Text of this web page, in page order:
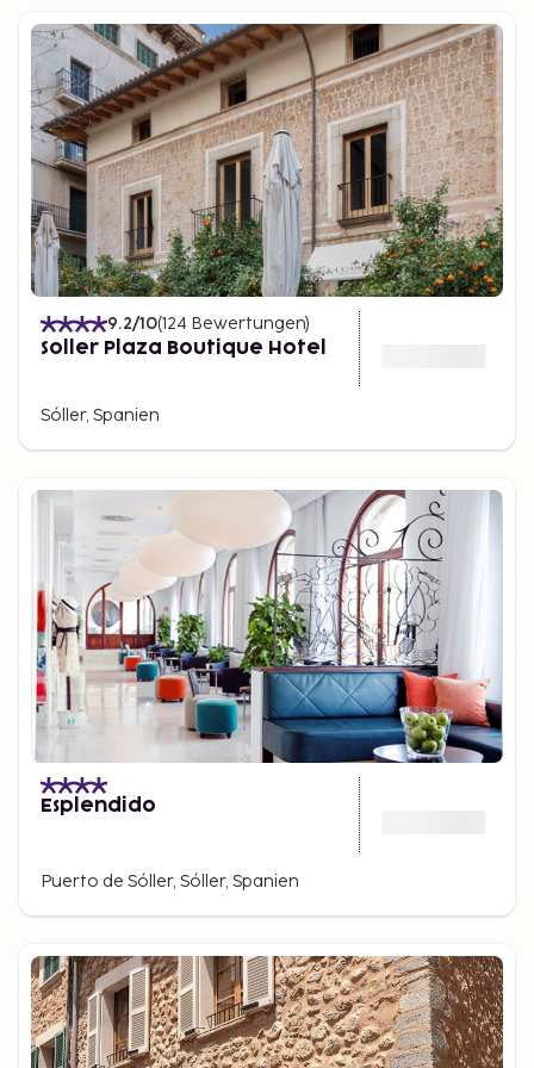
9.2/10(124 Bewertungen)
Soller Plaza Boutique Hotel
Sóller, Spanien
Esplendido
Puerto de Sóller, Sóller, Spanien